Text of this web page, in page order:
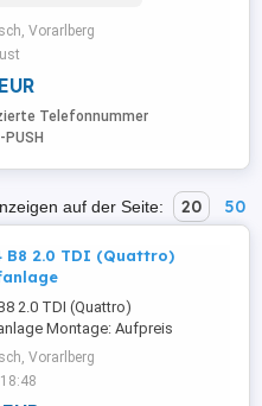
Vorarlberg
Telefonnummer
auf der Seite: 20 50
B8 2.0 TDI (Quattro)
2.0 TDI (Quattro)
Montage: Aufpreis
Aufpreis
Vorarlberg